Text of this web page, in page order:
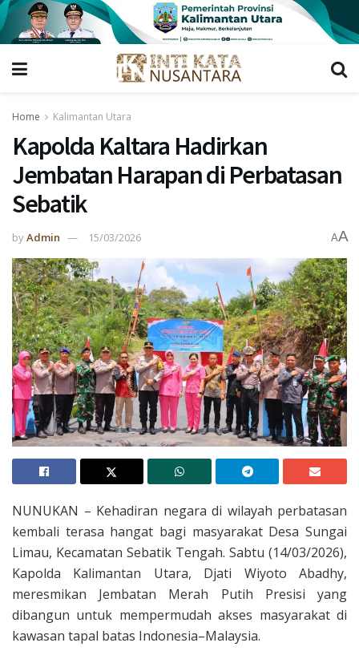
Home Kalimantan Utara
Kapolda Kaltara Hadirkan
Jembatan Harapan di Perbatasan
Sebatik
byAdmin 15/03/2026 AA
NUNUKAN – Kehadiran negara di wilayah perbatasan
kembali terasa hangat bagi masyarakat Desa Sungai
Limau, Kecamatan Sebatik Tengah. Sabtu (14/03/2026),
Kapolda Kalimantan Utara, Djati Wiyoto Abadhy,
meresmikan Jembatan Merah Putih Presisi yang
dibangun untuk mempermudah akses masyarakat di
kawasan tapal batas Indonesia–Malaysia.